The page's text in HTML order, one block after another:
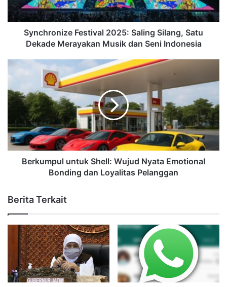
Synchronize Festival 2025: Saling Silang, Satu
Dekade Merayakan Musik dan Seni Indonesia
Berkumpul untuk Shell: Wujud Nyata Emotional
Bonding dan Loyalitas Pelanggan
Berita Terkait